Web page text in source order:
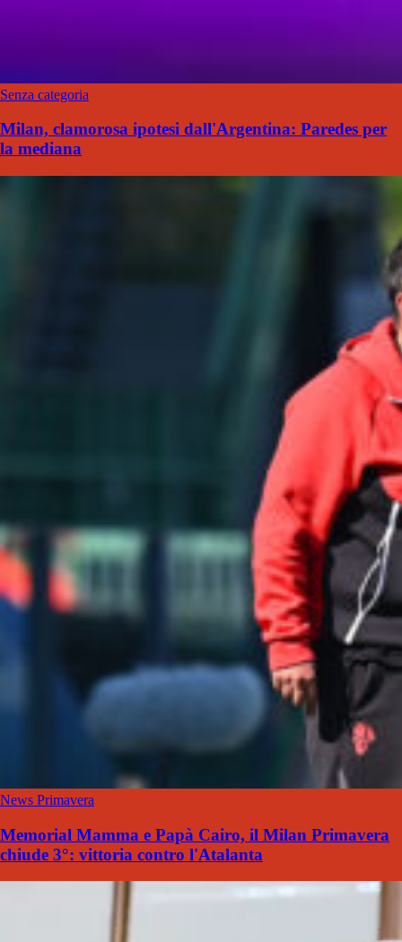
Senza categoria
Milan, clamorosa ipotesi dall'Argentina: Paredes per
la mediana
News Primavera
Memorial Mamma e Papà Cairo, il Milan Primavera
chiude 3°: vittoria contro l'Atalanta